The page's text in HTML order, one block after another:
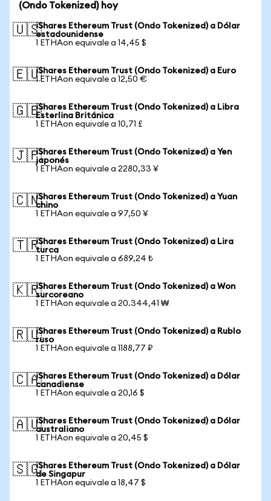
(Ondo Tokenized) hoy
🇺🇸iShares Ethereum Trust (Ondo Tokenized) a Dólar
estadounidense
1 ETHAon equivale a 14,45 $
🇪🇺iShares Ethereum Trust (Ondo Tokenized) a Euro
1 ETHAon equivale a 12,50 €
🇬🇧iShares Ethereum Trust (Ondo Tokenized) a Libra
Esterlina Británica
1 ETHAon equivale a 10,71 £
🇯🇵iShares Ethereum Trust (Ondo Tokenized) a Yen
japonés
1 ETHAon equivale a 2280,33 ¥
🇨🇳iShares Ethereum Trust (Ondo Tokenized) a Yuan
chino
1 ETHAon equivale a 97,50 ¥
🇹🇷iShares Ethereum Trust (Ondo Tokenized) a Lira
turca
1 ETHAon equivale a 689,24 ₺
🇰🇷iShares Ethereum Trust (Ondo Tokenized) a Won
surcoreano
1 ETHAon equivale a 20.344,41 ₩
🇷🇺iShares Ethereum Trust (Ondo Tokenized) a Rublo
ruso
1 ETHAon equivale a 1188,77 ₽
🇨🇦iShares Ethereum Trust (Ondo Tokenized) a Dólar
canadiense
1 ETHAon equivale a 20,16 $
🇦🇺iShares Ethereum Trust (Ondo Tokenized) a Dólar
australiano
1 ETHAon equivale a 20,45 $
🇸🇬iShares Ethereum Trust (Ondo Tokenized) a Dólar
de Singapur
1 ETHAon equivale a 18,47 $